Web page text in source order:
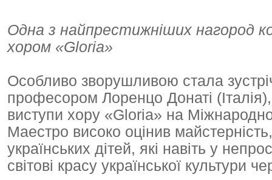
Одна з найпрестижніших нагород
хором «Gloria»
Особливо зворушливою стала
професором Лоренцо Донаті
виступи хору «Gloria» на
Маестро високо оцінив
українських дітей, які навіть у
світові красу української культури